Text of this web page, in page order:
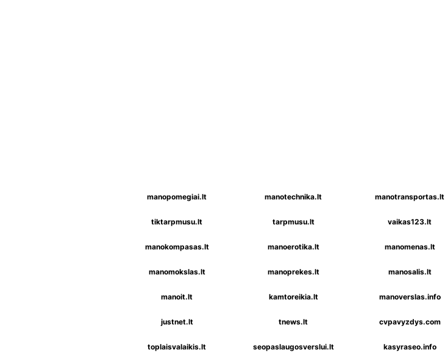
manopomegiai.lt manotechnika.lt manotransportas.lt
tiktarpmusu.lt tarpmusu.lt vaikas123.lt
manokompasas.lt manoerotika.lt manomenas.lt
manomokslas.lt manoprekes.lt manosalis.lt
manoit.lt kamtoreikia.lt manoverslas.info
justnet.lt tnews.lt cvpavyzdys.com
toplaisvalaikis.lt seopaslaugosverslui.lt kasyraseo.info